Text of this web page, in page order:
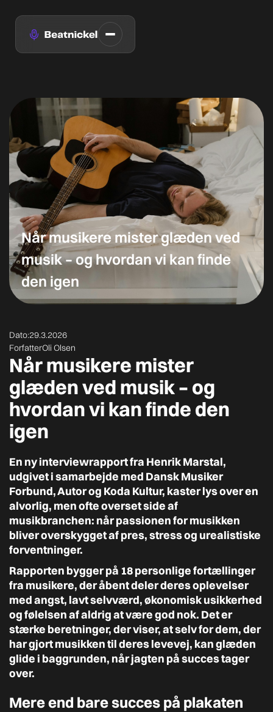
Når musikere mister glæden ved
musik – og hvordan vi kan finde
den igen
Dato:29.3.2026
ForfatterOli Olsen
Når musikere mister
glæden ved musik – og
hvordan vi kan finde den
igen
En ny interviewrapport fra Henrik Marstal,
udgivet i samarbejde med Dansk Musiker
Forbund, Autor og Koda Kultur, kaster lys over en
alvorlig, men ofte overset side af
musikbranchen: når passionen for musikken
bliver overskygget af pres, stress og urealistiske
forventninger.
Rapporten bygger på 18 personlige fortællinger
fra musikere, der åbent deler deres oplevelser
med angst, lavt selvværd, økonomisk usikkerhed
og følelsen af aldrig at være god nok. Det er
stærke beretninger, der viser, at selv for dem, der
har gjort musikken til deres levevej, kan glæden
glide i baggrunden, når jagten på succes tager
over.
Mere end bare succes på plakaten